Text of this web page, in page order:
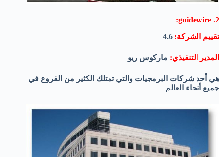
2. guidewire:
تقييم الشركة:
المدير التنفيذي: ماركوس ريو
هي أحد شركات البرمجيات والتي تمتلك الكثير من الفروع في
جميع أنحاء العالم